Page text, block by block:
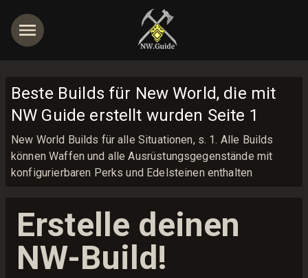
Beste Builds für New World, die mit
NW Guide erstellt wurden Seite 1
New World Builds für alle Situationen, s. 1. Alle Builds
können Waffen und alle Ausrüstungsgegenstände mit
konfigurierbaren Perks und Edelsteinen enthalten
Erstelle deinen
NW-Build!